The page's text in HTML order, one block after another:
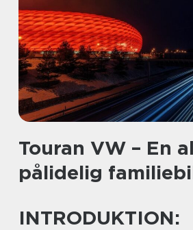
Touran VW – En
pålidelig
INTRODUKTION: